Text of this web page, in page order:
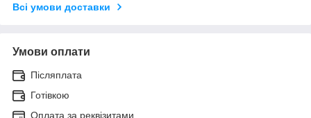
Всі умови доставки
Умови оплати
Післяплата
Готівкою
Оплата за реквізитами